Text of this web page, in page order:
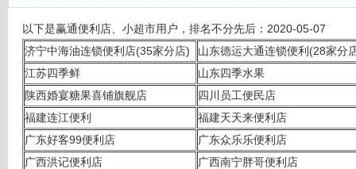
以下是赢通便利店、小超市用户，排名不分先后：2020-05-07
济宁中海油连锁便利店(35家分店)
山东德运大通连锁便利(28家分
江苏四季鲜
山东四季水果
陕西婚宴糖果喜铺旗舰店
四川员工便民店
福建连江便利
福建天天来便利店
广东好客99便利店
广东众乐乐便利店
广西洪记便利店
广西南宁胖哥便利店